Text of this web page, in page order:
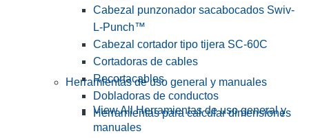
Cabezal punzonador sacabocados Swiv-
L-Punch™
Cabezal cortador tipo tijera SC-60C
Cortadoras de cables
Recortacables
Dobladoras de conductos
Herramientas para calcular dimensiones
Herramientas de uso general y manuales
View All Herramientas de uso general y
manuales